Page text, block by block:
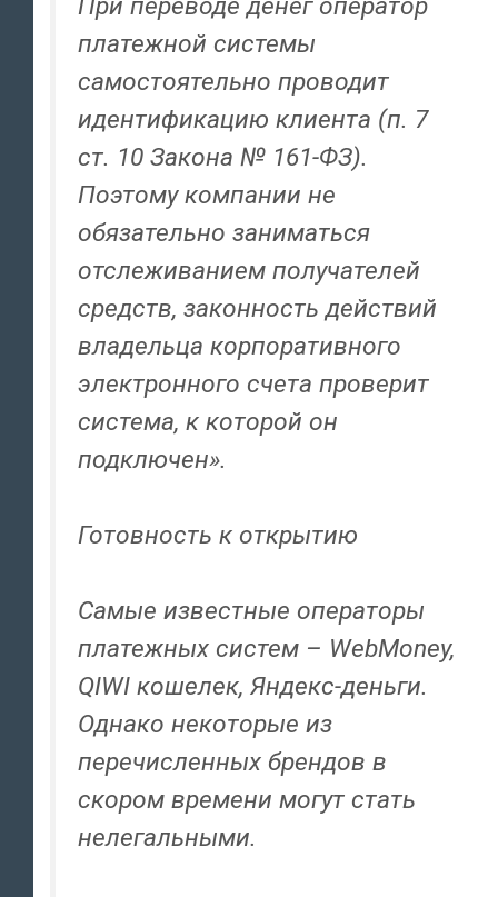
платежной системы
самостоятельно проводит
идентификацию клиента (п. 7
ст. 10 Закона № 161-ФЗ).
Поэтому компании не
обязательно заниматься
отслеживанием получателей
средств, законность действий
владельца корпоративного
электронного счета проверит
система, к которой он
подключен».
Готовность к открытию
Самые известные операторы
платежных систем – WebMoney,
QIWI кошелек, Яндекс-деньги.
Однако некоторые из
перечисленных брендов в
скором времени могут стать
нелегальными.